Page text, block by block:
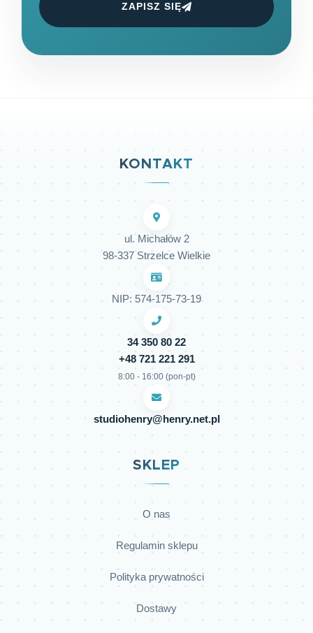
ZAPISZ SIĘ
KONTAKT
ul. Michałów 2
98-337 Strzelce Wielkie
NIP: 574-175-73-19
34 350 80 22
+48 721 221 291
8:00 - 16:00 (pon-pt)
studiohenry@henry.net.pl
SKLEP
O nas
Regulamin sklepu
Polityka prywatności
Dostawy